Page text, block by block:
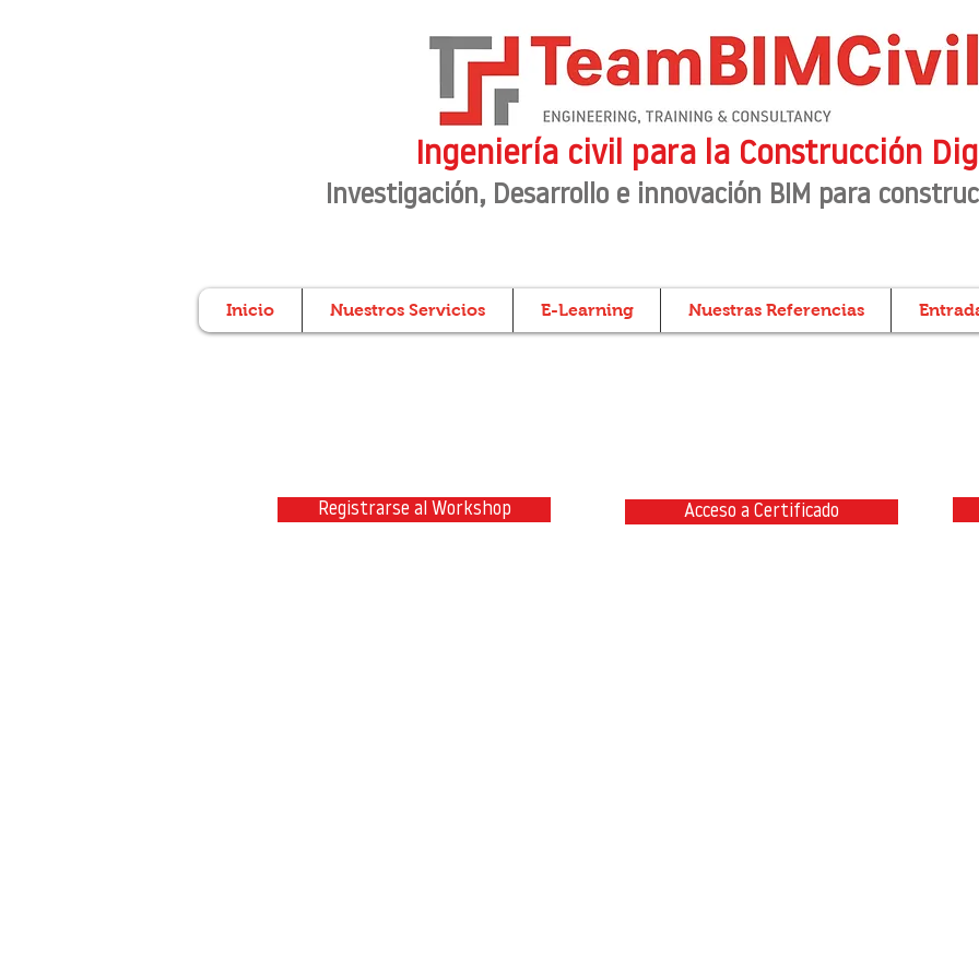
Investigación, Desarrollo e innovación BIM para
Ingeniería civil para la Construcción
Inicio Nuestros Servicios E-Learning Nuestras Referencias
Registrarse al Workshop Acceso a Certificado